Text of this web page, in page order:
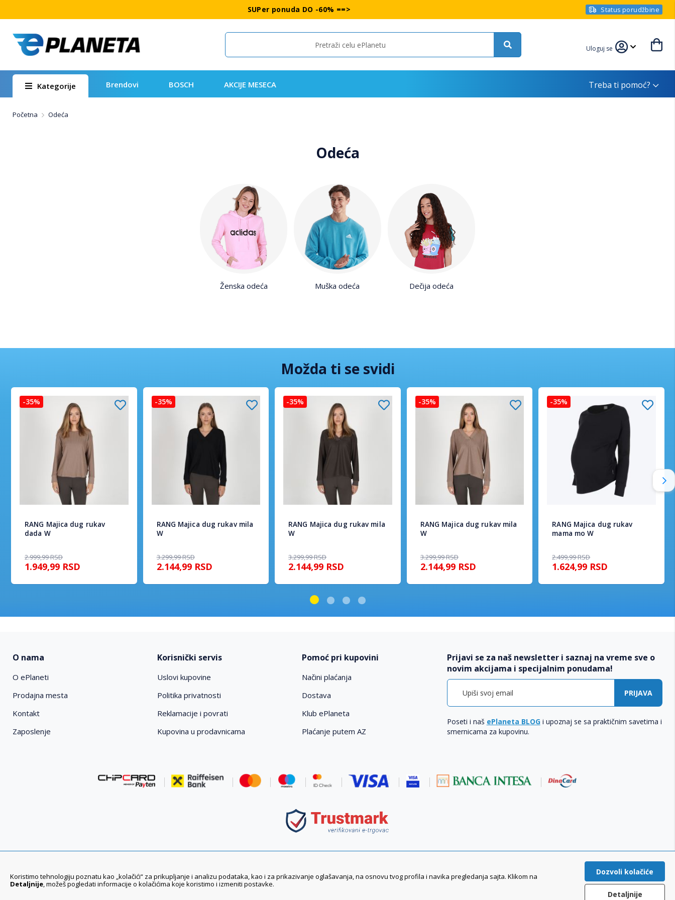
SUPer ponuda DO -60% ==> Status porudžbine
Search Uloguj se
Kategorije Brendovi BOSCH AKCIJE MESECA Treba ti pomoć?
Početna Odeća
Odeća
Ženska odeća Muška odeća Dečija odeća
Možda ti se svidi
-35%
RANG Majica dug rukav
dada W
2.999,99RSD
1.949,99 RSD
-35%
RANG Majica dug rukav mila
W
3.299,99RSD
2.144,99 RSD
-35%
RANG Majica dug rukav mila
W
3.299,99RSD
2.144,99 RSD
-35%
RANG Majica dug rukav mila
W
3.299,99RSD
2.144,99 RSD
-35%
RANG Majica dug rukav
mama mo W
2.499,99RSD
1.624,99 RSD
O nama
O ePlaneti
Prodajna mesta
Kontakt
Zaposlenje
Korisnički servis
Uslovi kupovine
Politika privatnosti
Reklamacije i povrati
Kupovina u prodavnicama
Pomoć pri kupovini
Načini plaćanja
Dostava
Klub ePlaneta
Plaćanje putem AZ
Prijavi se za naš newsletter i saznaj na vreme sve o
novim akcijama i specijalnim ponudama!
PRIJAVA
Poseti i naš ePlaneta BLOGi upoznaj se sa praktičnim savetima i
smernicama za kupovinu.
011 6355 550 Ponedeljak - Petak 08:00 - 20:00h ePlaneta© 2021-2026 Planeta Sport d.o.o. Sva prava zadržana.
Koristimo tehnologiju poznatu kao „kolačići“ za prikupljanje i analizu podataka, kao i za prikazivanje oglašavanja, na osnovu tvog profila i navika pregledanja sajta. Klikom na
Detaljnije , možeš pogledati informacije o kolačićima koje koristimo i izmeniti postavke.
Dozvoli kolačiće
Detaljnije